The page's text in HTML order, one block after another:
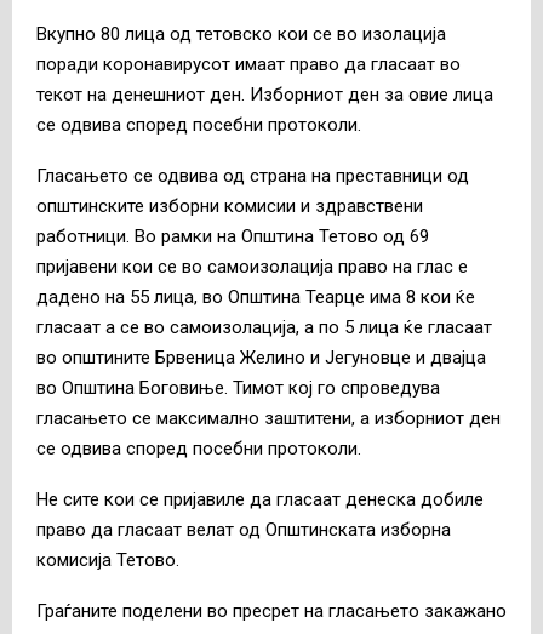
Вкупно 80 лица од тетовско кои се во изолација
поради коронавирусот имаат право да гласаат во
текот на денешниот ден. Изборниот ден за овие лица
се одвива според посебни протоколи.
Гласањето се одвива од страна на преставници од
општинските изборни комисии и здравствени
работници. Во рамки на Општина Тетово од 69
пријавени кои се во самоизолација право на глас е
дадено на 55 лица, во Општина Теарце има 8 кои ќе
гласаат а се во самоизолација, а по 5 лица ќе гласаат
во општините Брвеница Желино и Јегуновце и двајца
во Општина Боговиње. Тимот кој го спроведува
гласањето се максимално заштитени, а изборниот ден
се одвива според посебни протоколи.
Не сите кои се пријавиле да гласаат денеска добиле
право да гласаат велат од Општинската изборна
комисија Тетово.
Граѓаните поделени во пресрет на гласањето закажано